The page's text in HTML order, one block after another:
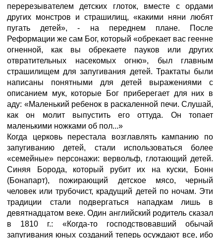
перерезывателем детских глоток, вместе с ордами
других монстров и страшилищ, «какими няни любят
пугать детей», - на переднем плане. После
Реформации же сам Бог, который «обрекает вас геенне
огненной, как вы обрекаете пауков или других
отвратительных насекомых огню», был главным
страшилищем для запугивания детей. Трактаты были
написаны понятными для детей выражениями с
описанием мук, которые Бог приберегает для них в
аду: «Маленький ребенок в раскаленной печи. Слушай,
как он молит выпустить его оттуда. Он топает
маленькими ножками об пол...»
Когда церковь перестала возглавлять кампанию по
запугиванию детей, стали использоваться более
«семейные» персонажи: вервольф, глотающий детей.
Синяя Борода, который рубит их на куски, Бонн
(Бонапарт), пожирающий детское мясо, черный
человек или трубочист, крадущий детей по ночам. Эти
традиции стали подвергаться нападкам лишь в
девятнадцатом веке. Один английский родитель сказал
в 1810 г.: «Когда-то господствовавший обычай
запугивания юных созданий теперь осуждают все, ибо